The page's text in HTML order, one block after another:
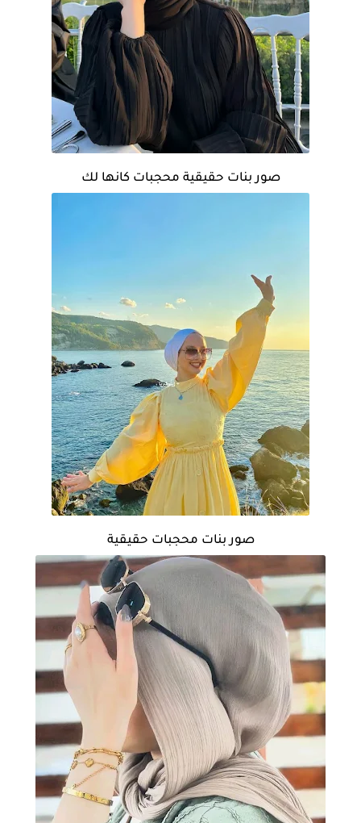
صور بنات حقيقية محجبات كانها لك
صور بنات محجبات حقيقية